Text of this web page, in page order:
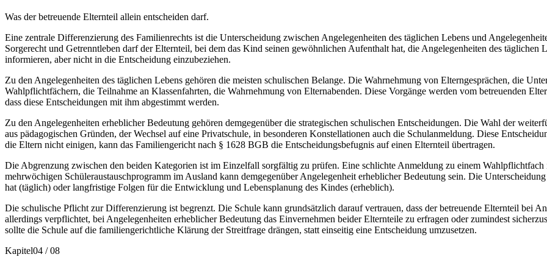
Was der betreuende Elternteil allein entscheiden darf.
Eine zentrale Differenzierung des Familienrechts ist die Unterscheidung zwischen Angelegenheiten des täglichen Lebens und
Sorgerecht und Getrenntleben darf der Elternteil, bei dem das Kind seinen gewöhnlichen Aufenthalt hat, die Angelegenheiten des täglichen
informieren, aber nicht in die Entscheidung einzubeziehen.
Zu den Angelegenheiten des täglichen Lebens gehören die meisten schulischen Belange. Die Wahrnehmung von Elterngesprächen, die
Wahlpflichtfächern, die Teilnahme an Klassenfahrten, die Wahrnehmung von Elternabenden. Diese Vorgänge werden vom betreuenden
dass diese Entscheidungen mit ihm abgestimmt werden.
Zu den Angelegenheiten erheblicher Bedeutung gehören demgegenüber die strategischen schulischen Entscheidungen. Die Wahl der
aus pädagogischen Gründen, der Wechsel auf eine Privatschule, in besonderen Konstellationen auch die Schulanmeldung. Diese
die Eltern nicht einigen, kann das Familiengericht nach § 1628 BGB die Entscheidungsbefugnis auf einen Elternteil übertragen.
Die Abgrenzung zwischen den beiden Kategorien ist im Einzelfall sorgfältig zu prüfen. Eine schlichte Anmeldung zu einem
mehrwöchigen Schüleraustauschprogramm im Ausland kann demgegenüber Angelegenheit erheblicher Bedeutung sein. Die
hat (täglich) oder langfristige Folgen für die Entwicklung und Lebensplanung des Kindes (erheblich).
Die schulische Pflicht zur Differenzierung ist begrenzt. Die Schule kann grundsätzlich darauf vertrauen, dass der betreuende Elternteil bei
allerdings verpflichtet, bei Angelegenheiten erheblicher Bedeutung das Einvernehmen beider Elternteile zu erfragen oder zumindest
sollte die Schule auf die familiengerichtliche Klärung der Streitfrage drängen, statt einseitig eine Entscheidung umzusetzen.
Kapitel04 /08